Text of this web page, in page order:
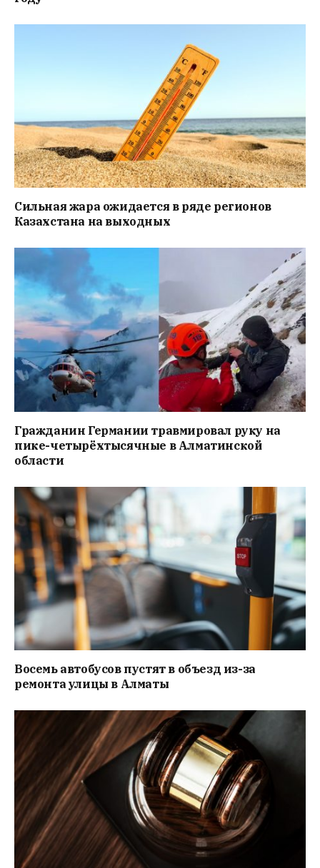
Сильная жара ожидается в ряде регионов
Казахстана на выходных
Гражданин Германии травмировал руку на
пике-четырёхтысячные в Алматинской
области
Восемь автобусов пустят в объезд из-за
ремонта улицы в Алматы